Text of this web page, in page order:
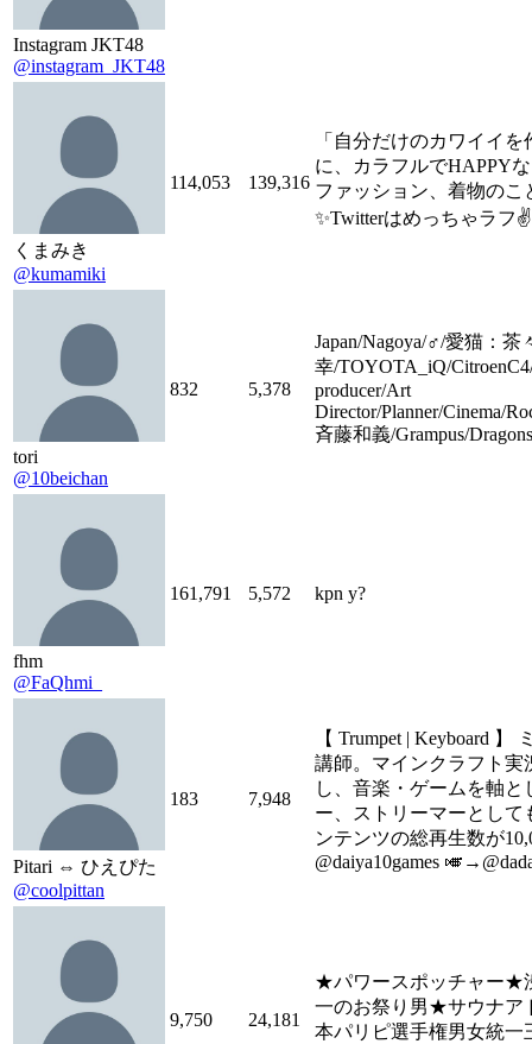
Instagram JKT48
@instagram_JKT48
くまみき
@kumamiki
114,053 139,316
「自分だけのカワイイ
に、カラフルでHAPPY
ファッション、着物のこ
✨Twitterはめっちゃラフ
tori
@10beichan
832 5,378
Japan/Nagoya/♂/愛猫：茶
幸/TOYOTA_iQ/
producer/Art
Director/Planner/Cinema/
斉藤和義/Grampus/Dragons
fhm
@FaQhmi_
161,791 5,572 kpn y?
Pitari ⇔ ひえぴた
@coolpittan
183 7,948
【 Trumpet | Keyboard
講師。マインクラフト実
し、音楽・ゲームを軸
ー、ストリーマーとして
ンテンツの総再生数が
@daiya10games
9,750 24,181
★パワースポッチャー★
一のお祭り男★サウナア
本パリピ選手権男女統